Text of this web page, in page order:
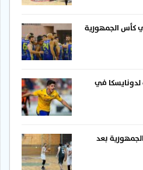
كأس الجمهورية
في
بعد